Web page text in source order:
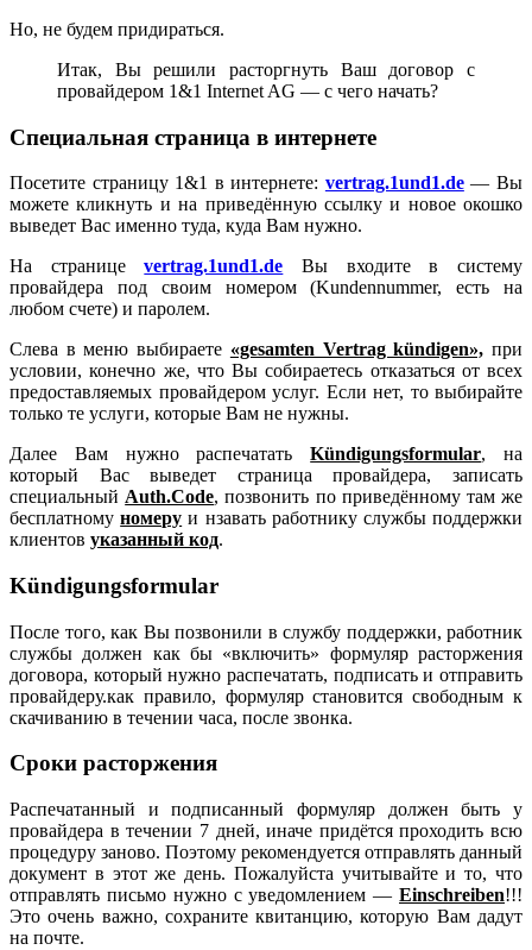
Но, не будем придираться.
Итак, Вы решили расторгнуть Ваш договор с
провайдером 1&1 Internet AG — с чего начать?
Специальная страница в интернете
Посетите страницу 1&1 в интернете: vertrag.1und1.de— Вы
можете кликнуть и на приведённую ссылку и новое окошко
выведет Вас именно туда, куда Вам нужно.
На страницеvertrag.1und1.de Вы входите в систему
провайдера под своим номером (Kundennummer, есть на
любом счете) и паролем.
Слева в меню выбираете «gesamten Vertrag kündigen», при
условии, конечно же, что Вы собираетесь отказаться от всех
предоставляемых провайдером услуг. Если нет, то выбирайте
только те услуги, которые Вам не нужны.
Далее Вам нужно распечататьKündigungsformular, на
который Вас выведет страница провайдера, записать
специальный Auth.Code, позвонить по приведённому там же
бесплатномуномеру и нзавать работнику службы поддержки
клиентов указанный код.
Kündigungsformular
После того, как Вы позвонили в службу поддержки, работник
службы должен как бы «включить» формуляр расторжения
договора, который нужно распечатать, подписать и отправить
провайдеру.как правило, формуляр становится свободным к
скачиванию в течении часа, после звонка.
Сроки расторжения
Распечатанный и подписанный формуляр должен быть у
провайдера в течении 7 дней, иначе придётся проходить всю
процедуру заново. Поэтому рекомендуется отправлять данный
документ в этот же день. Пожалуйста учитывайте и то, что
отправлять письмо нужно с уведомлением — Einschreiben!!!
Это очень важно, сохраните квитанцию, которую Вам дадут
на почте.